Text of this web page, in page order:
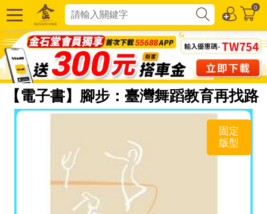
0
【電子書】腳步：臺灣舞蹈教育再找路
固定
版型